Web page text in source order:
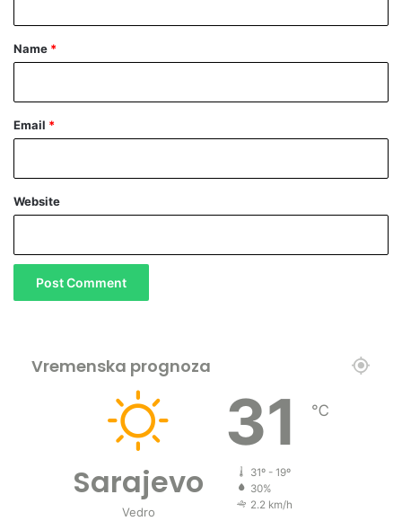
*
Name *
Email *
Website
Vremenska prognoza
Sarajevo
Vedro
31 ℃
31º - 19º
30%
2.2 km/h